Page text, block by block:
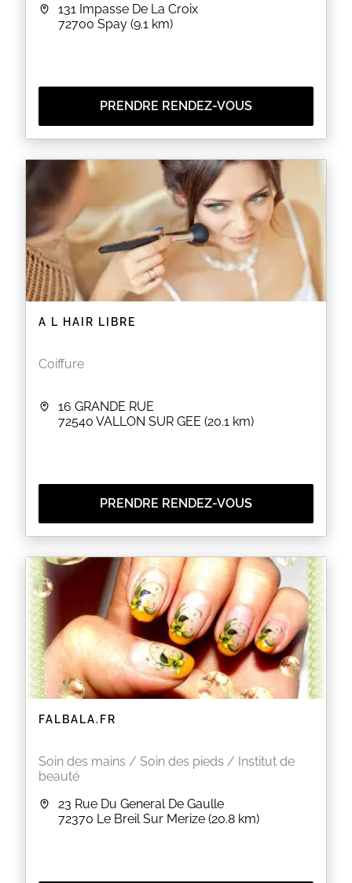
131 Impasse De La Croix
72700 Spay (9.1 km)
PRENDRE RENDEZ-VOUS
A L HAIR LIBRE
Coiffure
16 GRANDE RUE
72540 VALLON SUR GEE (20.1 km)
PRENDRE RENDEZ-VOUS
FALBALA.FR
Soin des mains / Soin des pieds / Institut de
beauté
23 Rue Du General De Gaulle
72370 Le Breil Sur Merize (20.8 km)